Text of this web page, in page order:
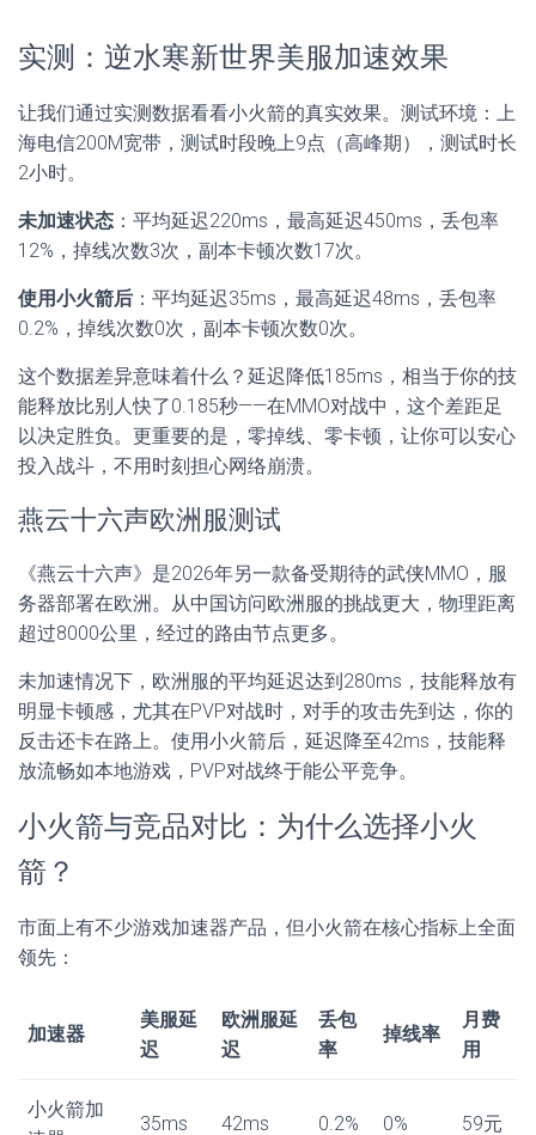
实测：逆水寒新世界美服加速效果
让我们通过实测数据看看小火箭的真实效果。测试环境：上
海电信200M宽带，测试时段晚上9点（高峰期），测试时长
2小时。
未加速状态 ：平均延迟220ms，最高延迟450ms，丢包率
12%，掉线次数3次，副本卡顿次数17次。
使用小火箭后 ：平均延迟35ms，最高延迟48ms，丢包率
0.2%，掉线次数0次，副本卡顿次数0次。
这个数据差异意味着什么？延迟降低185ms，相当于你的技
能释放比别人快了0.185秒——在MMO对战中，这个差距足
以决定胜负。更重要的是，零掉线、零卡顿，让你可以安心
投入战斗，不用时刻担心网络崩溃。
燕云十六声欧洲服测试
《燕云十六声》是2026年另一款备受期待的武侠MMO，服
务器部署在欧洲。从中国访问欧洲服的挑战更大，物理距离
超过8000公里，经过的路由节点更多。
未加速情况下，欧洲服的平均延迟达到280ms，技能释放有
明显卡顿感，尤其在PVP对战时，对手的攻击先到达，你的
反击还卡在路上。使用小火箭后，延迟降至42ms，技能释
放流畅如本地游戏，PVP对战终于能公平竞争。
小火箭与竞品对比：为什么选择小火
箭？
市面上有不少游戏加速器产品，但小火箭在核心指标上全面
领先：
加速器
美服延
迟
欧洲服延
迟
丢包
率
掉线率
月费
用
小火箭加
35ms 42ms 0.2% 0% 59元